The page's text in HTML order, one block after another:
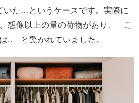
いた…というケースです。実際に
想像以上の量の荷物があり、「こ
..」と驚かれていました。